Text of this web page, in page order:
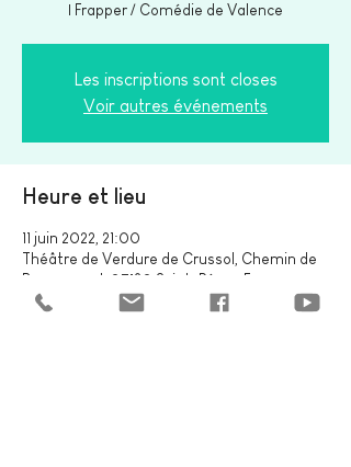
| Frapper / Comédie de Valence
Les inscriptions sont closes
Voir autres événements
Heure et lieu
11 juin 2022, 21:00
Théâtre de Verdure de Crussol, Chemin de
Beauregard, 07130 Saint-Péray, France